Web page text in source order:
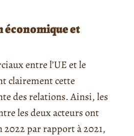
économique et
entre l’UE et le
clairement cette
des relations. Ainsi, les
les deux acteurs ont
2022 par rapport à 2021,